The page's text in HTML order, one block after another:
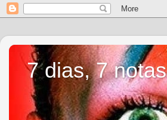
7 dias, 7 notas